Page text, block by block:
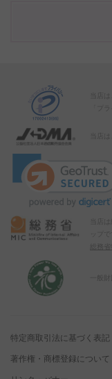
当店
「プ
当店
当店
総務
特定商取引法に基づく表記
著作権・商標登録について